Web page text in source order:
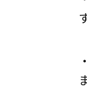
・